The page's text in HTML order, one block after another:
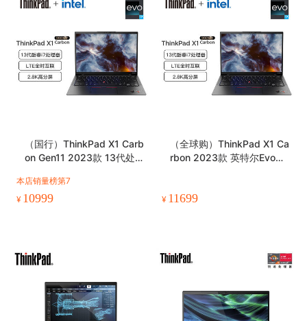
（国行）ThinkPad X1 Carb
on Gen11 2023款 13代处理
本店销量榜第7
¥ 10999
（全球购）ThinkPad X1 Ca
rbon 2023款 英特尔Evo平
¥ 11699